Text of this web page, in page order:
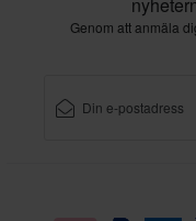
Genom att anmäla